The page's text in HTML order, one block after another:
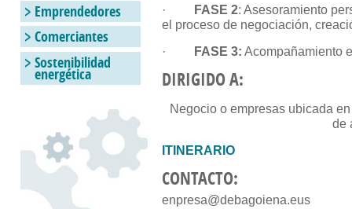
·
FASE 2: Asesoramiento
el proceso de negociación,
·
FASE 3: Acompañamiento
DIRIGIDO A:
Negocio o empresas ubicada
de
ITINERARIO
CONTACTO:
enpresa@debagoiena.eus
Emprendedores
Comerciantes
Sostenibilidad
energética